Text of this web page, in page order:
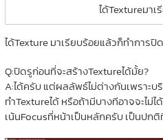
ได้Textureมา
ได้Texture มาเรียบร้อยแล้วก็ทำการปิ
Q:ปิดรูก่อนที่จะสร้างTextureได้มั้ย?
A:ได้ครับ แต่ผลลัพธ์ไม่ต่างกันเพราะ
ทำTextureได้ หรือถ้ามีบางทีอาจจะไม่
เน้นFocusที่หน้าเป็นหลักครับ เป็นปก